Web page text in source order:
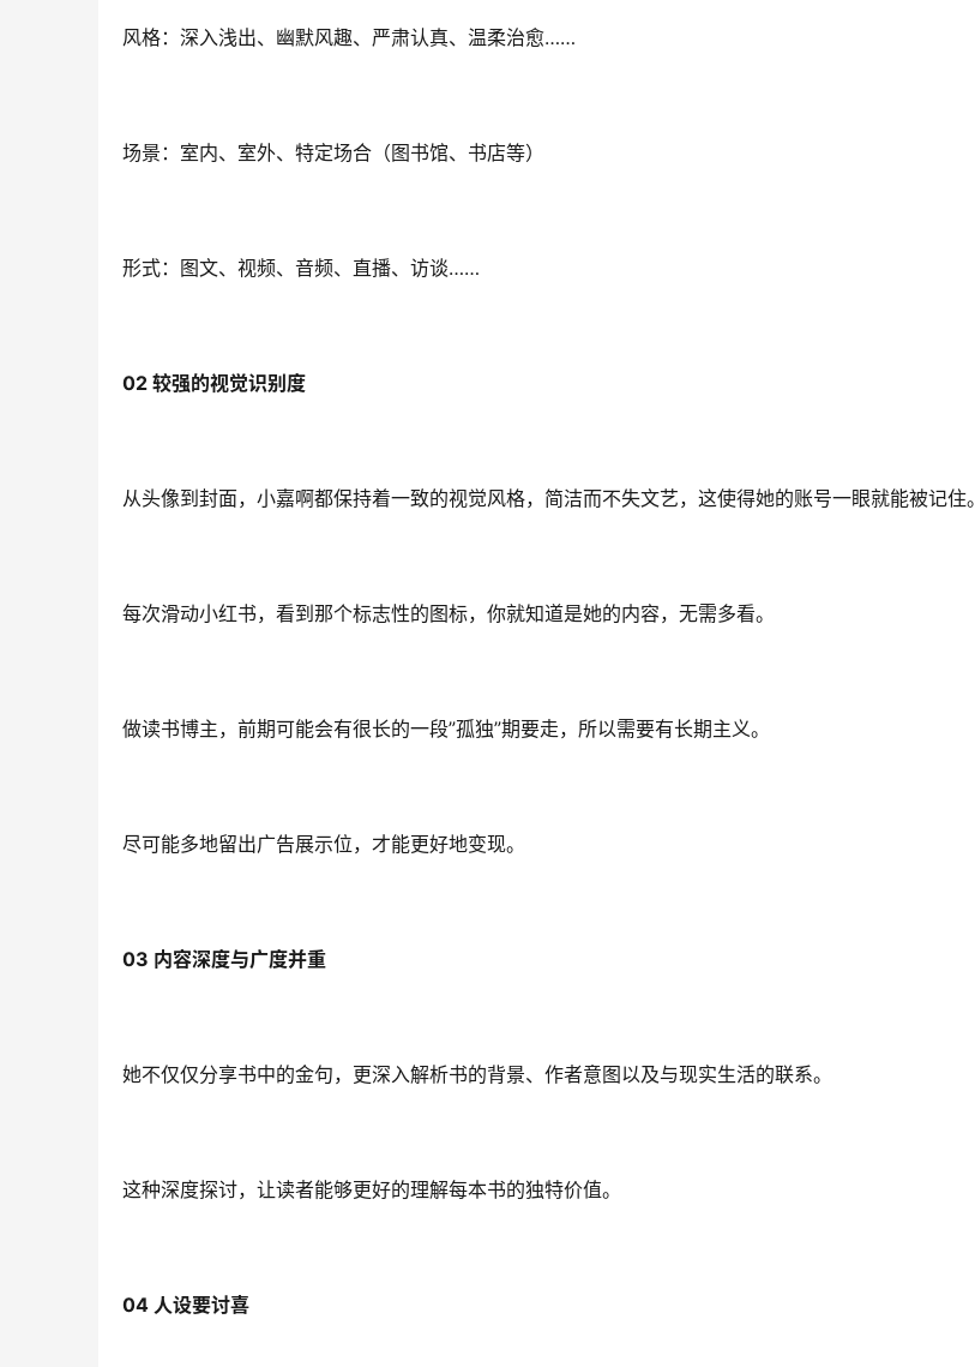
风格：深入浅出、幽默风趣、严肃认真、温柔治愈……
场景：室内、室外、特定场合（图书馆、书店等）
形式：图文、视频、音频、直播、访谈……
02 较强的视觉识别度
从头像到封面，小嘉啊都保持着一致的视觉风格，简洁而不失文艺，这使得她的账号一眼就能被记住。
每次滑动小红书，看到那个标志性的图标，你就知道是她的内容，无需多看。
做读书博主，前期可能会有很长的一段”孤独”期要走，所以需要有长期主义。
尽可能多地留出广告展示位，才能更好地变现。
03 内容深度与广度并重
她不仅仅分享书中的金句，更深入解析书的背景、作者意图以及与现实生活的联系。
这种深度探讨，让读者能够更好的理解每本书的独特价值。
04 人设要讨喜